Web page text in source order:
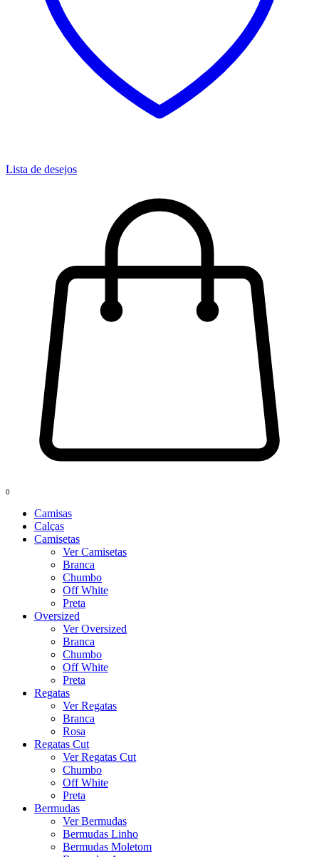
Lista de desejos
0
Camisas
Calças
Camisetas
Ver Camisetas
Branca
Chumbo
Off White
Preta
Oversized
Ver Oversized
Branca
Chumbo
Off White
Preta
Regatas
Ver Regatas
Branca
Rosa
Regatas Cut
Ver Regatas Cut
Chumbo
Off White
Preta
Bermudas
Ver Bermudas
Bermudas Linho
Bermudas Moletom